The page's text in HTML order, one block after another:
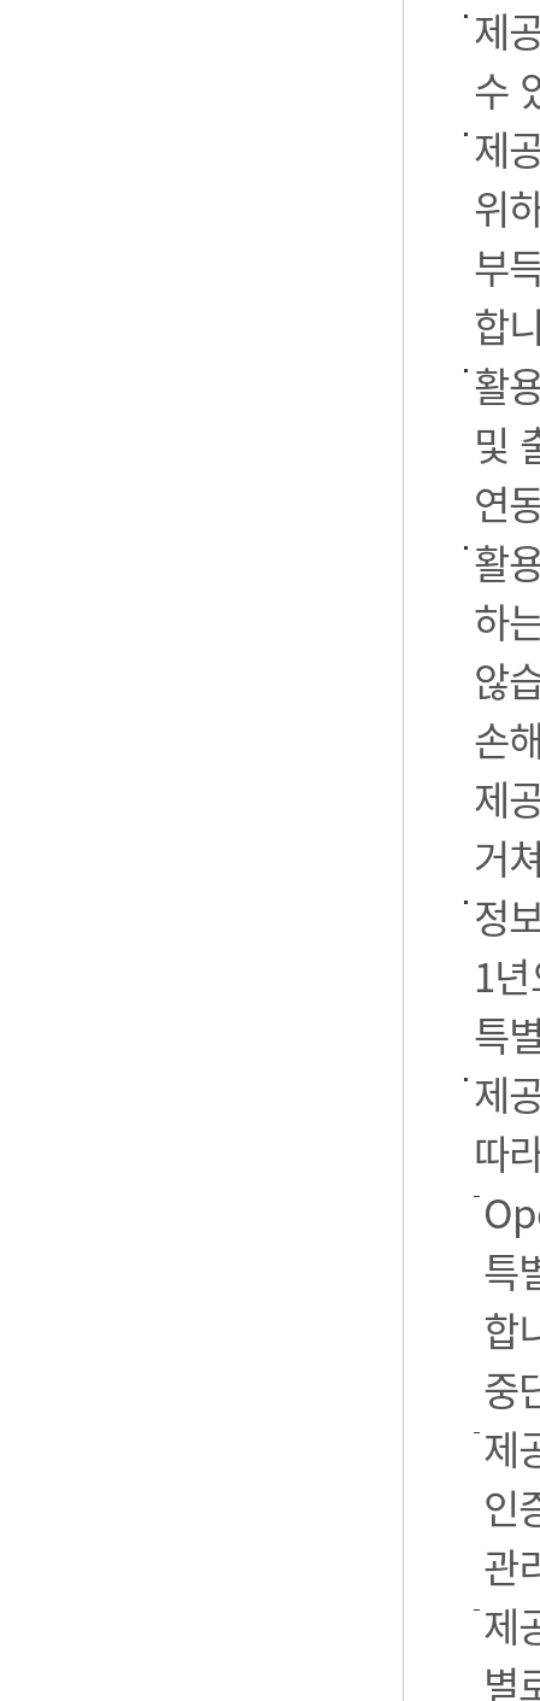
제
수
제
위
부
합
활
및
연
활
하
않
손
제
거
정
1
특
제
따
특
합
중
제
인
관
제
별